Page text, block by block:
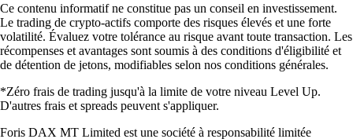
Ce contenu informatif ne constitue pas un conseil en investissement.
Le trading de crypto-actifs comporte des risques élevés et une forte
volatilité. Évaluez votre tolérance au risque avant toute transaction. Les
récompenses et avantages sont soumis à des conditions d'éligibilité et
de détention de jetons, modifiables selon nos conditions générales.
*Zéro frais de trading jusqu'à la limite de votre niveau Level Up.
D'autres frais et spreads peuvent s'appliquer.
Foris DAX MT Limited est une société à responsabilité limitée